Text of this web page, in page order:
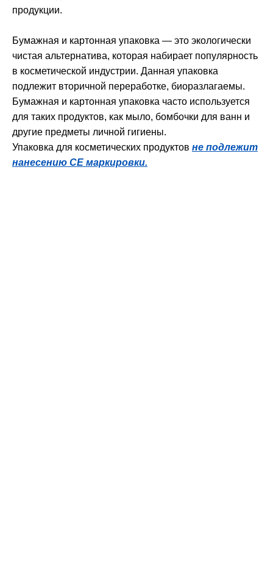
продукции.
Бумажная и картонная упаковка — это экологически
чистая альтернатива, которая набирает популярность
в косметической индустрии. Данная упаковка
подлежит вторичной переработке, биоразлагаемы.
Бумажная и картонная упаковка часто используется
для таких продуктов, как мыло, бомбочки для ванн и
другие предметы личной гигиены.
Упаковка для косметических продуктов не подлежит
нанесению СЕ маркировки.